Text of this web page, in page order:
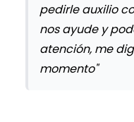
pedirle auxilio
nos ayude y
atención, me
momento"